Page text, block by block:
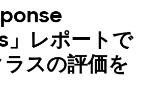
レポートで
ラスの評価を